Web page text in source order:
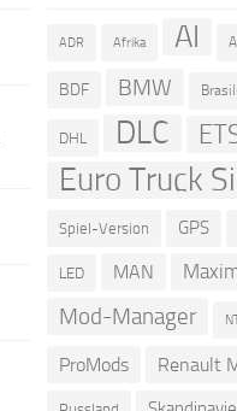
ADR Afrika AI
BDF BMW
DHL DLC
Euro Truck
Spiel-Version GPS
LED MAN
Mod-Manager
ProMods Renault